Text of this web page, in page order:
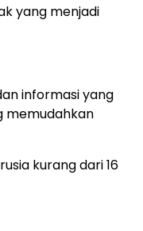
yang menjadi
informasi yang
memudahkan
kurang dari 16